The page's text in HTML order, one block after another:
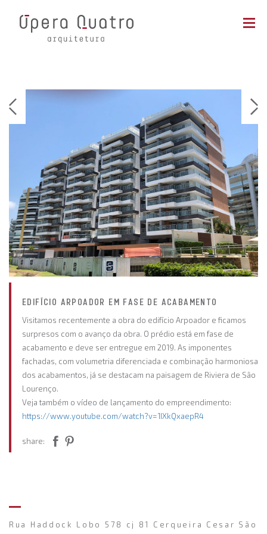
EDIFÍCIO ARPOADOR EM FASE DE ACABAMENTO
Visitamos recentemente a obra do edifício Arpoador e ficamos
surpresos com o avanço da obra. O prédio está em fase de
acabamento e deve ser entregue em 2019. As imponentes
fachadas, com volumetria diferenciada e combinação harmoniosa
dos acabamentos, já se destacam na paisagem de Riviera de São
Lourenço.
Veja também o vídeo de lançamento do empreendimento:
https://www.youtube.com/watch?v=1IXkQxaepR4
share:
Rua Haddock Lobo 578 cj 81 Cerqueira Cesar São